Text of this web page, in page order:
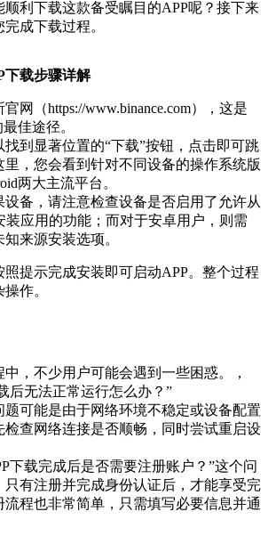
顺利下载这款备受瞩目的APP呢？接下来
成下载过程。
下载步骤详解
网（https://www.binance.com），这是
佳途径。
到显著位置的“下载”按钮，点击即可跳
，您会看到针对不同设备的操作系统版
两大主流平台。
备，请注意检查设备是否启用了允许从
装应用的功能；而对于安卓用户，则需
来源安装选项。
照提示完成安装即可启动APP。整个过程
作。
，不少用户可能会遇到一些困惑。，
后无法正常运行怎么办？”
可能是由于网络环境不稳定或设备配置
检查网络连接是否顺畅，同时尝试重启设
下载完成后是否需要注册账户？”这个问
只有注册并完成身份认证后，才能享受完
程也非常简单，只需填写必要信息并通